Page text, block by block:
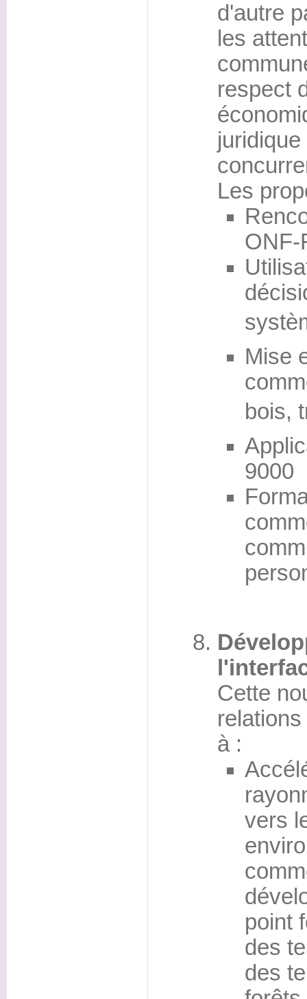
d'autre
les
respect
Les
ONF-
Mise
bois,
9000
Cette
à :
vers
point
des
des